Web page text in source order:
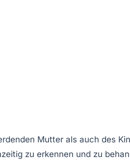
Mutter als auch des
zu erkennen und zu